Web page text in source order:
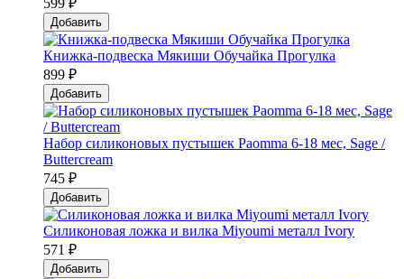
599 ₽
Добавить
Книжка-подвеска Мякиши Обучайка Прогулка
899 ₽
Добавить
Набор силиконовых пустышек Paomma 6-18 мес, Sage /
Buttercream
745 ₽
Добавить
Силиконовая ложка и вилка Мiyoumi металл Ivory
571 ₽
Добавить